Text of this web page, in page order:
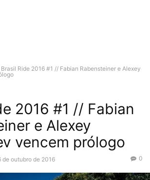
Brasil Ride 2016 #1 // Fabian Rabensteiner e Alexey
2016 #1 // Fabian
e Alexey
vencem prólogo
de outubro de 2016 0